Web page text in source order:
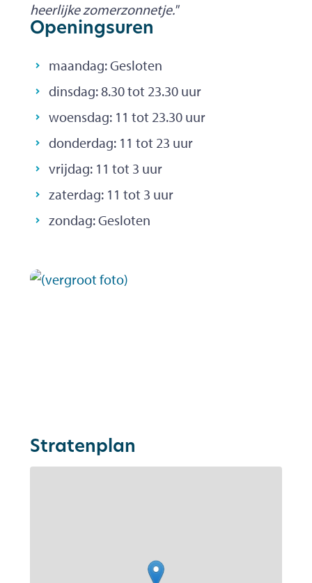
heerlijke zomerzonnetje."
Openingsuren
maandag:Gesloten
dinsdag:8.30tot 23.30 uur
woensdag: 11 tot 23.30 uur
donderdag: 11 tot 23 uur
vrijdag: 11 tot 3 uur
zaterdag: 11 tot 3 uur
zondag:Gesloten
Stratenplan